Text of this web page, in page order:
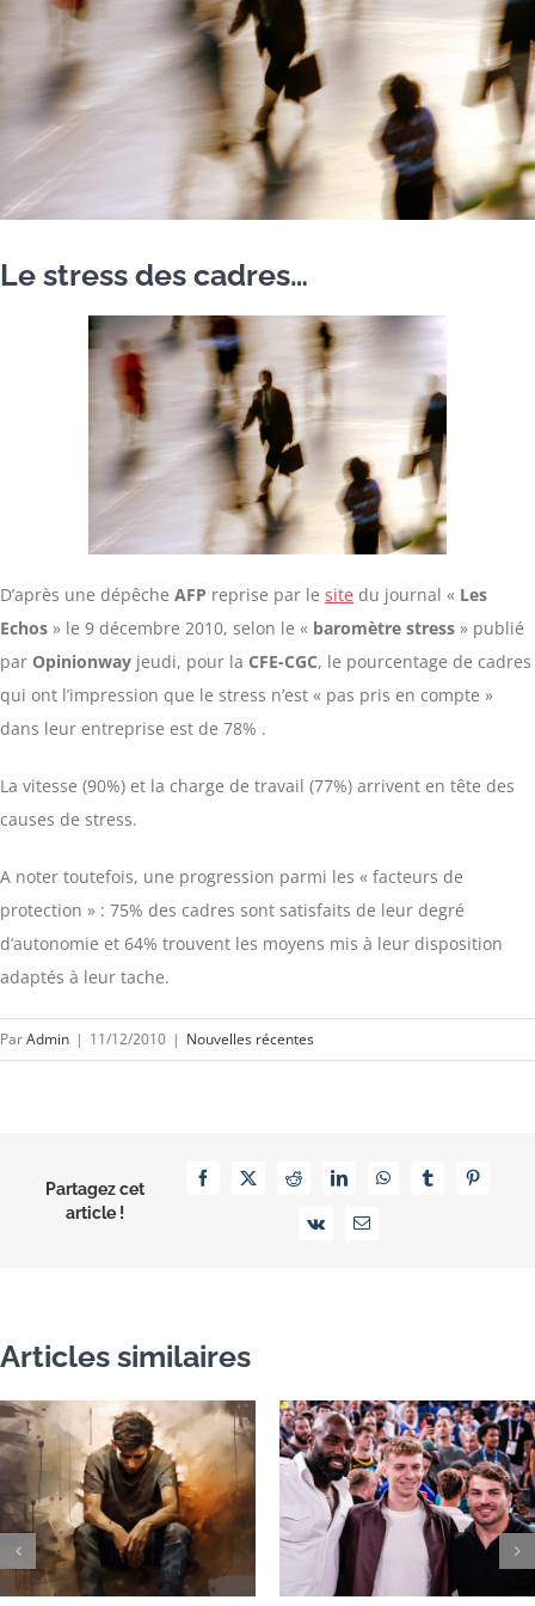
Le stress des cadres…
D’après une dépêche AFP reprise par le site du journal « Les
Echos » le 9 décembre 2010, selon le « baromètre stress » publié
par Opinionway jeudi, pour la CFE-CGC, le pourcentage de cadres
qui ont l’impression que le stress n’est « pas pris en compte »
dans leur entreprise est de 78% .
La vitesse (90%) et la charge de travail (77%) arrivent en tête des
causes de stress.
A noter toutefois, une progression parmi les « facteurs de
protection » : 75% des cadres sont satisfaits de leur degré
d’autonomie et 64% trouvent les moyens mis à leur disposition
adaptés à leur tache.
ParAdmin | 11/12/2010 | Nouvelles récentes
Partagez cet
article !
Facebook
X RedditLinkedInWhatsAppTumblrPinterest
Vk Email
Articles similaires